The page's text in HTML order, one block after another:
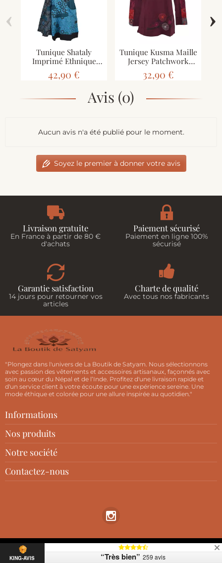
Tunique Shataly
Imprimé Ethnique
Turquoise
42,90 €
Tunique Kusma Maille
Jersey Patchwork
Imprimé
32,90 €
‹ ›
Avis (0)
Aucun avis n'a été publié pour le moment.
Soyez le premier à donner votre avis
Livraison gratuite
En France à partir de 80 €
d'achats
Paiement sécurisé
Paiement en ligne 100%
sécurisé
Garantie satisfaction
14 jours pour retourner vos
articles
Charte de qualité
Avec tous nos fabricants
"Plongez dans l'univers de La Boutik de Satyam. Nous sélectionnons
avec passion des vêtements et accessoires artisanaux, façonnés avec
soin au cœur du Népal et de l’Inde. Profitez d'une livraison rapide et
d'un service client à votre écoute pour une expérience sereine. Une
mode éthique et colorée pour une allure inspirée au quotidien."
Informations
Nos produits
Notre société
Contactez-nous
Copyright © 2026
KING-AVIS “Très bien” 259 avis